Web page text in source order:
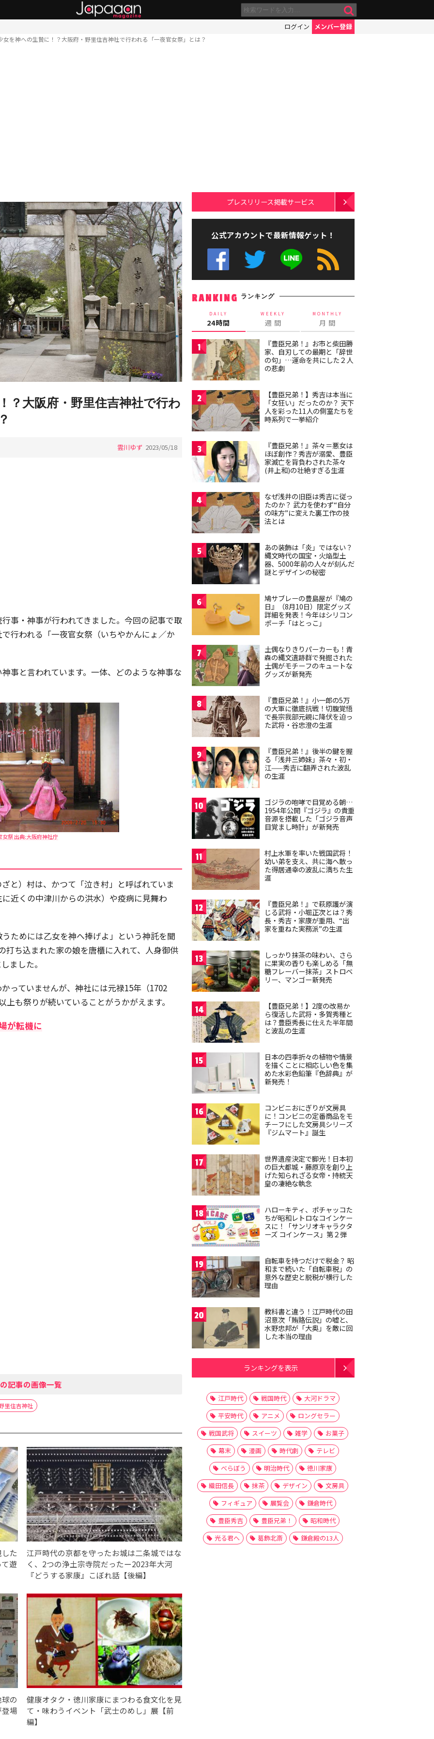
ログイン メンバー登録
女を神への生贄に！？大阪府・野里住吉神社で行われる「一夜官女祭」とは？
？大阪府・野里住吉神社で行わ
雲川ゆず 2023/05/18
事・神事が行われてきました。今回の記事で取
行われる「一夜官女祭（いちやかんにょ／か
事と言われています。一体、どのような神事な
女祭 出典:大阪府神社庁
と）村は、かつて「泣き村」と呼ばれていま
近くの中津川からの洪水）や疫病に見舞わ
ためには乙女を神へ捧げよ」という神託を聞
打ち込まれた家の娘を唐櫃に入れて、人身御供
ました。
っていませんが、神社には元禄15年（1702
も祭りが続いていることがうかがえます。
が転機に
記事の画像一覧
里住吉神社
た
遊
江戸時代の京都を守ったお城は二条城ではな
く、2つの浄土宗寺院だったー2023年大河
『どうする家康』こぼれ話【後編】
の
場
健康オタク・徳川家康にまつわる食文化を見
て・味わうイベント「武士のめし」展【前
編】
プレスリリース掲載サービス
公式アカウントで最新情報ゲット！
RANKING ランキング
DAILY
24時間
WEEKLY
週 間
MONTHLY
月 間
1
『豊臣兄弟！』お市と柴田勝
家、自刃しての最期と「辞世
の句」…運命を共にした２人
の悲劇
2
【豊臣兄弟！】秀吉は本当に
「女狂い」だったのか？ 天下
人を彩った11人の側室たちを
時系列で一挙紹介
3
『豊臣兄弟！』茶々＝悪女は
ほぼ創作？秀吉が溺愛、豊臣
家滅亡を背負わされた茶々
(井上和)の壮絶すぎる生涯
4
なぜ浅井の旧臣は秀吉に従っ
たのか？ 武力を使わず“自分
の味方”に変えた裏工作の技
法とは
5
あの装飾は「炎」ではない？
縄文時代の国宝・火焔型土
器、5000年前の人々が刻んだ
謎とデザインの秘密
6
鳩サブレーの豊島屋が『鳩の
日』（8月10日）限定グッズ
詳細を発表！今年はシリコン
ポーチ「はとっこ」
7
土偶なりきりパーカーも！青
森の縄文遺跡群で発掘された
土偶がモチーフのキュートな
グッズが新発売
8
『豊臣兄弟！』小一郎の5万
の大軍に徹底抗戦！切腹覚悟
で長宗我部元親に降伏を迫っ
た武将・谷忠澄の生涯
9
『豊臣兄弟！』後半の鍵を握
る「浅井三姉妹」茶々・初・
江——秀吉に翻弄された波乱
の生涯
10
ゴジラの咆哮で目覚める朝…
1954年公開『ゴジラ』の貴重
音源を搭載した「ゴジラ音声
目覚まし時計」が新発売
11
村上水軍を率いた戦国武将！
幼い弟を支え、共に海へ散っ
た得居通幸の波乱に満ちた生
涯
12
『豊臣兄弟！』で萩原護が演
じる武将・小堀正次とは？秀
長・秀吉・家康が重用、“出
家を重ねた実務派”の生涯
13
しっかり抹茶の味わい、さら
に果実の香りも楽しめる「無
糖フレーバー抹茶」ストロベ
リー、マンゴー新発売
14
【豊臣兄弟！】2度の改易か
ら復活した武将・多賀秀種と
は？豊臣秀長に仕えた半年間
と波乱の生涯
15
日本の四季折々の植物や情景
を描くことに相応しい色を集
めた水彩色鉛筆『色辞典』が
新発売！
16
コンビニおにぎりが文房具
に！コンビニの定番商品をモ
チーフにした文房具シリーズ
『ジムマート』誕生
17
世界遺産決定で脚光！日本初
の巨大都城・藤原京を創り上
げた知られざる女帝・持統天
皇の凄絶な執念
18
ハローキティ、ポチャッコた
ちが昭和レトロなコインケー
スに！「サンリオキャラクタ
ーズ コインケース」第２弾
19
自転車を持つだけで税金？ 昭
和まで続いた「自転車税」の
意外な歴史と脱税が横行した
理由
20
教科書と違う！江戸時代の田
沼意次「賄賂伝説」の嘘と、
水野忠邦が「大奥」を敵に回
した本当の理由
ランキングを表示
江戸時代 戦国時代
大河ドラマ
平安時代
アニメ
ロングセラー
戦国武将
スイーツ 雑学
お菓子
幕末
漫画 時代劇
テレビ
べらぼう
明治時代
徳川家康
織田信長
抹茶 デザイン
文房具
フィギュア
展覧会
鎌倉時代
豊臣秀吉
豊臣兄弟！
昭和時代
光る君へ
葛飾北斎 鎌倉殿の13人